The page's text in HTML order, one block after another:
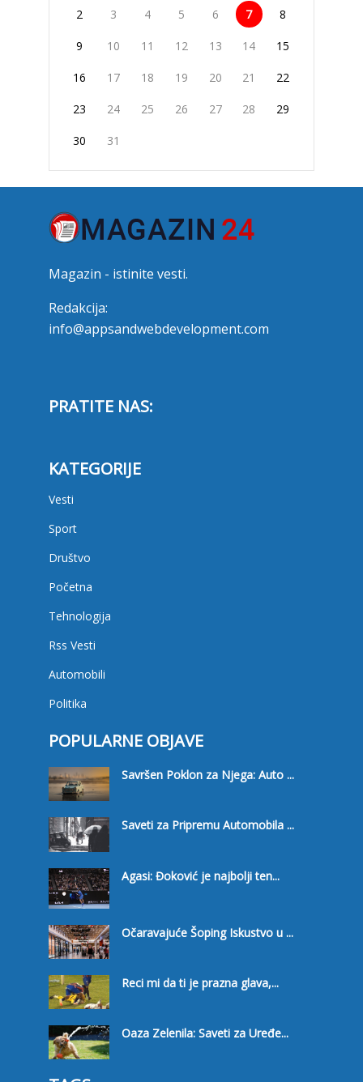
2 3 4 5 6 7 8
9 10 11 12 13 14 15
16 17 18 19 20 21 22
23 24 25 26 27 28 29
30 31
Magazin - istinite vesti.
Redakcija:
info@appsandwebdevelopment.com
PRATITE NAS:
KATEGORIJE
Vesti
Sport
Društvo
Početna
Tehnologija
Rss Vesti
Automobili
Politika
POPULARNE OBJAVE
Savršen Poklon za Njega: Auto ...
Saveti za Pripremu Automobila ...
Agasi: Đoković je najbolji ten...
Očaravajuće Šoping Iskustvo u ...
Reci mi da ti je prazna glava,...
Oaza Zelenila: Saveti za Uređe...